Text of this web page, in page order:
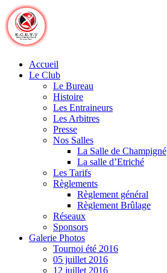
Skip
to
content
Accueil
Le Club
Le Bureau
Histoire
Les Entraineurs
Les Arbitres
Presse
Nos Salles
La Salle de Champigné
La salle d’Etriché
Les Tarifs
Règlements
Règlement général
Règlement Brûlage
Réseaux
Sponsors
Galerie Photos
Tournoi été 2016
05 juillet 2016
12 juillet 2016